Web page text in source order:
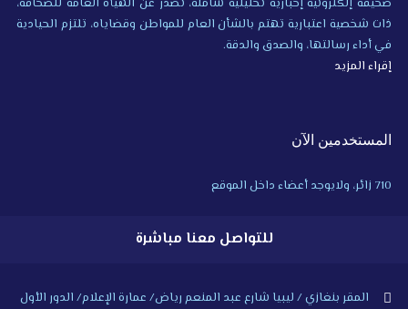
ذات شخصية اعتبارية تهتم بالشأن العام للمواطن وقضاياه، تلتزم الحيادية
في أداء رسالتها، والصدق والدقة.
إقراء المزيد
المستخدمين الآن
710 زائر، ولايوجد أعضاء داخل الموقع
للتواصل معنا مباشرة
المقر بنغازي / ليبيا شارع عبد المنعم رياض/ عمارة الإعلام/ الدور الأول